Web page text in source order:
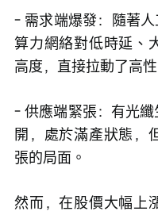
- 需求端爆發：隨著人
算力網絡對低時延、
高度，直接拉動了高
- 供應端緊張：有光
開，處於滿產狀態，
張的局面。
然而，在股價大幅上